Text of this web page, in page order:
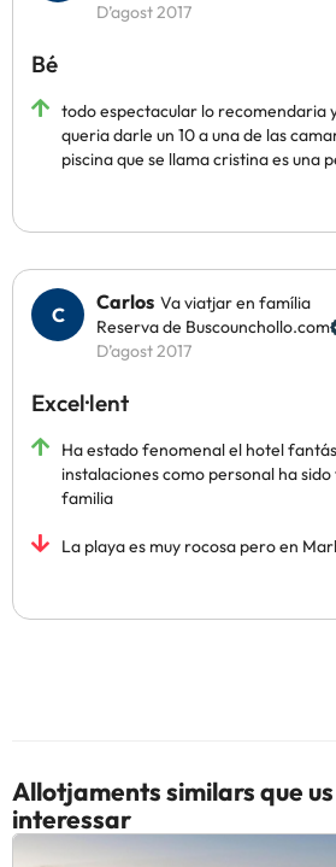
D’agost 2017
Bé
todo espectacular lo recomendaria
queria darle un 10 a una de las
piscina que se llama cristina es una
Carlos Va viatjar en família
Reserva de Buscounchollo.com
D’agost 2017
Excel·lent
Ha estado fenomenal el hotel
instalaciones como personal ha
familia
La playa es muy rocosa pero en
Allotjaments similars que
interessar